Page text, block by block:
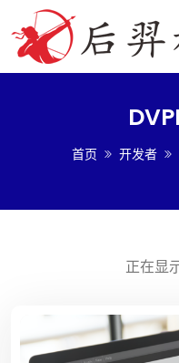
首页 开发者
正在显